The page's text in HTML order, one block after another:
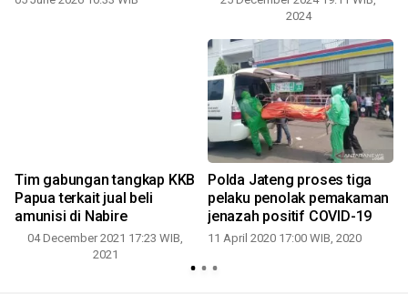
2024
Tim gabungan tangkap KKB
Papua terkait jual beli
amunisi di Nabire
04 December 2021 17:23 WIB,
2021
Polda Jateng proses tiga
pelaku penolak pemakaman
jenazah positif COVID-19
11 April 2020 17:00 WIB, 2020